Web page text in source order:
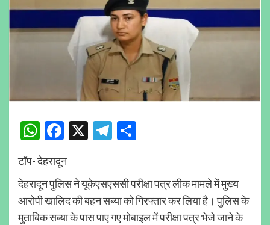
WhatsApp
Facebook
X Telegram
टॉप- देहरादून
देहरादून पुलिस ने यूकेएसएससी परीक्षा पत्र लीक मामले में मुख्य
आरोपी खालिद की बहन सब्या को गिरफ्तार कर लिया है। पुलिस के
मुताबिक सब्या के पास पाए गए मोबाइल में परीक्षा पत्र भेजे जाने के